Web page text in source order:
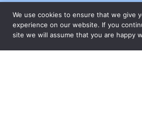
We use cookies to ensure that we give
experience on our website. If you
site we will assume that you are happy